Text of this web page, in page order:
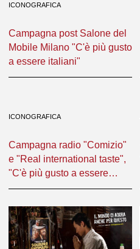
ICONOGRAFICA
Campagna post Salone del
Mobile Milano "C'è più gusto
a essere italiani"
ICONOGRAFICA
Campagna radio "Comizio"
e "Real international taste",
"C'è più gusto a essere
italiani"